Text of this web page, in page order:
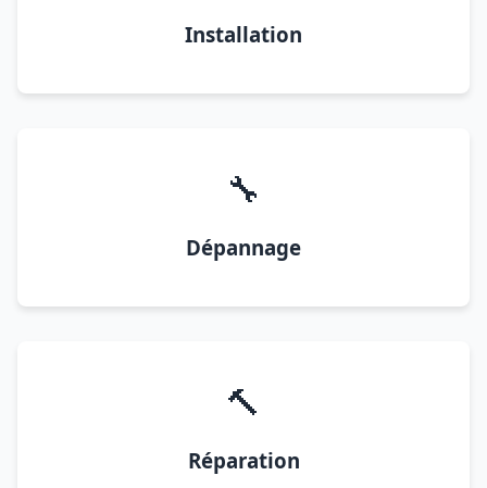
Installation
🔧
Dépannage
🔨
Réparation